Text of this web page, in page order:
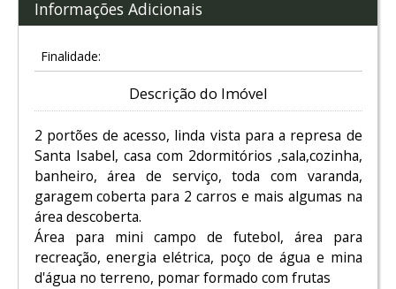
Informações Adicionais
Finalidade:
Descrição do Imóvel
2 portões de acesso, linda vista para a represa de
Santa Isabel, casa com 2dormitórios ,sala,cozinha,
banheiro, área de serviço, toda com varanda,
garagem coberta para 2 carros e mais algumas na
área descoberta.
Área para mini campo de futebol, área para
recreação, energia elétrica, poço de água e mina
d'água no terreno, pomar formado com frutas